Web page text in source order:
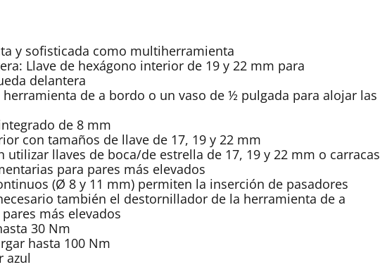
y sofisticada como multiherramienta
Llave de hexágono interior de 19 y 22 mm para
delantera
de a bordo o un vaso de ½ pulgada para alojar las
de 8 mm
con tamaños de llave de 17, 19 y 22 mm
utilizar llaves de boca/de estrella de 17, 19 y 22 mm o carracas
para pares más elevados
(Ø 8 y 11 mm) permiten la inserción de pasadores
también el destornillador de la herramienta de a
más elevados
30 Nm
hasta 100 Nm
azul